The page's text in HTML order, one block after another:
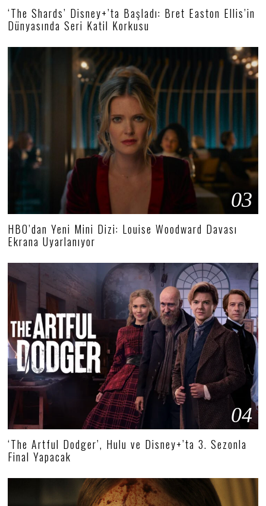
‘The Shards’ Disney+’ta Başladı: Bret Easton Ellis’in
Dünyasında Seri Katil Korkusu
03
HBO’dan Yeni Mini Dizi: Louise Woodward Davası
Ekrana Uyarlanıyor
04
‘The Artful Dodger’, Hulu ve Disney+’ta 3. Sezonla
Final Yapacak